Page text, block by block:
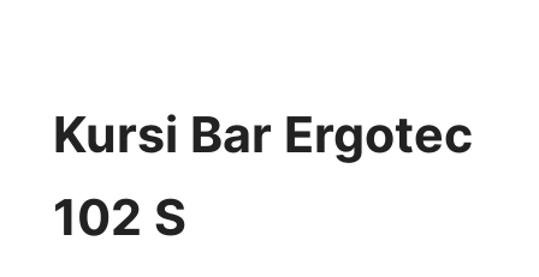
Kursi Bar Ergotec
102 S